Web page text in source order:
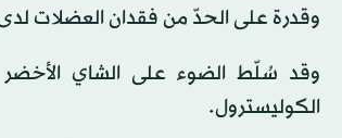
وقدرة على الحدّ من فقدان العضلات
وقد سُلّط الضوء على الشاي
الكوليسترول.